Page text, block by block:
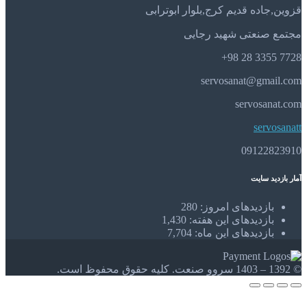
قزوین,جاده قدیم کرج,بلوار ابوترابی
مجتمع صنعتی شهید رجایی
7728 3355 28 98+
servosanat@gmail.com
servosanat.com
servosanatt
09122823910
آمار بازدید سایت
بازدیدهای امروز: 280
بازدیدهای این هفته: 1,430
بازدیدهای این ماه: 7,704
© 1392 – 1403 سروو صنعت. کلیه حقوق محفوظ است.